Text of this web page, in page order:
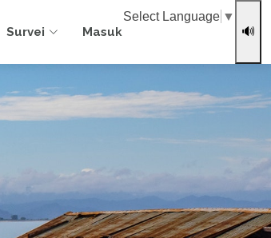
Survei Masuk
Select Language ▼
🔊